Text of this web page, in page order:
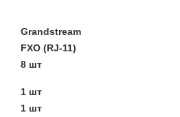
Grandstream
FXO (RJ-11)
8 шт
1 шт
1 шт